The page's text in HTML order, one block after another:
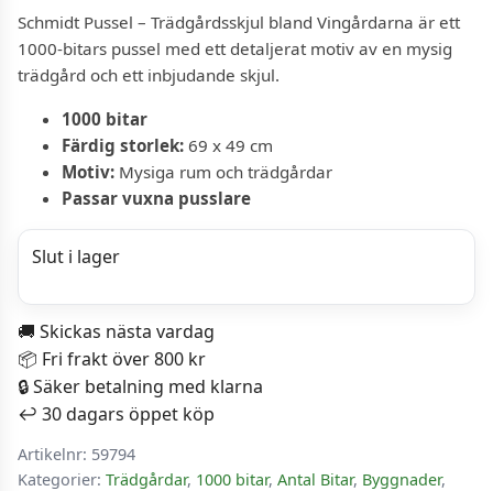
Schmidt Pussel – Trädgårdsskjul bland Vingårdarna är ett
1000-bitars pussel med ett detaljerat motiv av en mysig
trädgård och ett inbjudande skjul.
1000 bitar
Färdig storlek: 69 x 49 cm
Motiv: Mysiga rum och trädgårdar
Passar vuxna pusslare
Slut i lager
🚚 Skickas nästa vardag
📦 Fri frakt över 800 kr
🔒 Säker betalning med klarna
↩️ 30 dagars öppet köp
Artikelnr: 59794
Kategorier: Trädgårdar, 1000 bitar, Antal Bitar, Byggnader,